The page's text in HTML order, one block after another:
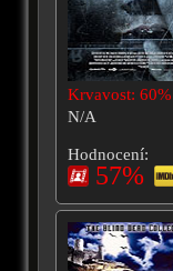
Krvavost: 60%
N/A
Hodnocení:
57%